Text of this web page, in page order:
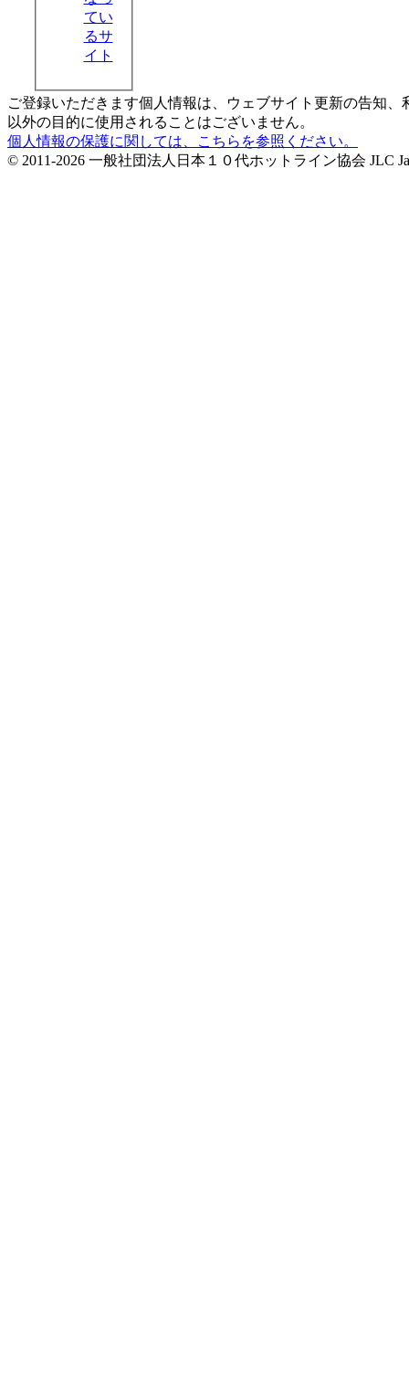
てい
るサ
イト
ご登録いただきます個人情報は、ウェブサイト更新の告知
以外の目的に使用されることはございません。
個人情報の保護に関しては、こちらを参照ください。
© 2011-2026 一般社団法人日本１０代ホットライン協会 JLC